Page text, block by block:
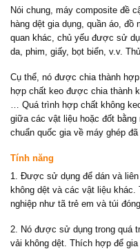
Nói chung, máy composite đề
hàng dệt gia dụng, quần áo,
quan khác, chủ yếu được sử
da, phim, giấy, bọt biển, v.v.
Cụ thể, nó được chia thành
hợp chất keo được chia thành
… Quá trình hợp chất không
giữa các vật liệu hoặc đốt
chuẩn quốc gia về máy ghép
Tính năng
1. Được sử dụng để dán và
không dệt và các vật liệu
nghiệp như tã trẻ em và túi
2. Nó được sử dụng trong quá
vải không dệt. Thích hợp để